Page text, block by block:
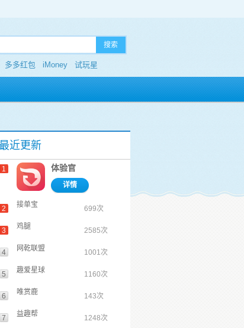
搜索
多多红包 iMoney 试玩星
近更新
1 体验官
详情
2 接单宝 699次
3 鸡腿 2585次
4 网乾联盟 1001次
5 趣爱星球 1160次
6 唯赏鹿 143次
7 益趣帮 1248次